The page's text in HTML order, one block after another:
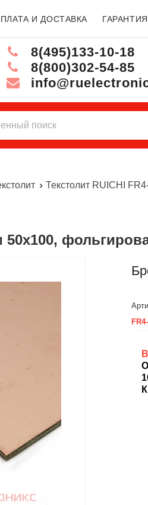
И ДОСТАВКА
8(495)133-10-18
8(800)302-54-85
Текстолит RUICHI
50x100,